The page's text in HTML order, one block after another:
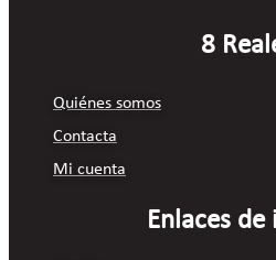
8
Quiénes somos
Contacta
Mi cuenta
Enlaces de